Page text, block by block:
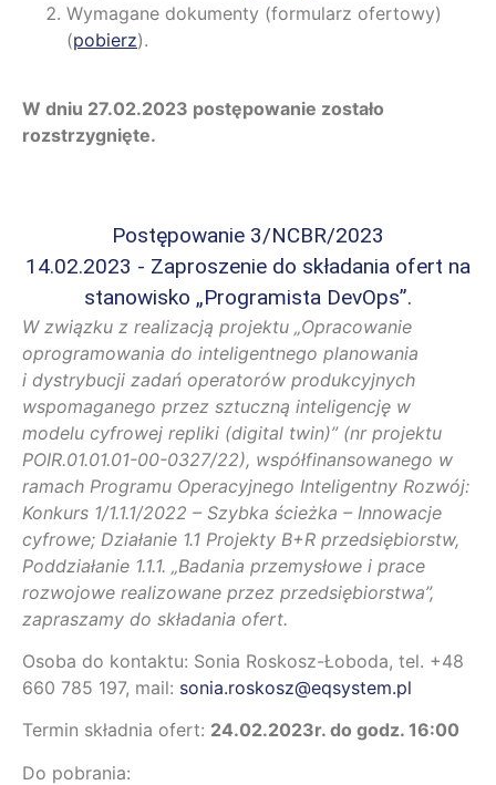
Wymagane dokumenty (formularz ofertowy)
(pobierz).
W dniu 27.02.2023 postępowanie zostało
rozstrzygnięte.
Postępowanie 3/NCBR/2023
14.02.2023 - Zaproszenie do składania ofert na
stanowisko „Programista DevOps”.
W związku z realizacją projektu „Opracowanie
oprogramowania do inteligentnego planowania
i dystrybucji zadań operatorów produkcyjnych
wspomaganego przez sztuczną inteligencję w
modelu cyfrowej repliki (digital twin)” (nr projektu
POIR.01.01.01-00-0327/22), współfinansowanego w
ramach Programu Operacyjnego Inteligentny Rozwój:
Konkurs 1/1.1.1/2022 – Szybka ścieżka – Innowacje
cyfrowe; Działanie 1.1 Projekty B+R przedsiębiorstw,
Poddziałanie 1.1.1. „Badania przemysłowe i prace
rozwojowe realizowane przez przedsiębiorstwa”,
zapraszamy do składania ofert.
Osoba do kontaktu: Sonia Roskosz-Łoboda, tel. +48
660 785 197, mail: sonia.roskosz@eqsystem.pl
Termin składnia ofert: 24.02.2023r. do godz. 16:00
Do pobrania: